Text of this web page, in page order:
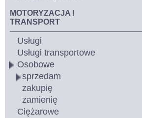
MOTORYZACJA I
TRANSPORT
Usługi
Usługi transportowe
Osobowe
sprzedam
zakupię
zamienię
Ciężarowe